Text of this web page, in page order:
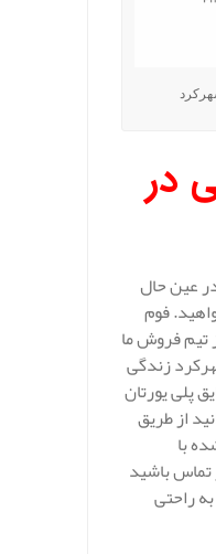
در
عین حال
فوم
تیم فروش ما
زندگی
پلی یورتان
از طریق
با
باشید
راحتی